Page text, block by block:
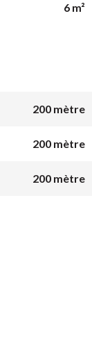
6 m²
200 mètre
200 mètre
200 mètre